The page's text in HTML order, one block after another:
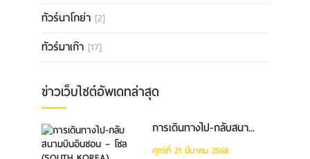
ทัวร์นาโกย่า [2]
ทัวร์มาเก๊า [17]
ข่าวเว็บไซต์อัพเดทล่าสุด
การเดินทางไป-กลับสนา...
ศุกร์ที่ 21 มีนาคม 2568